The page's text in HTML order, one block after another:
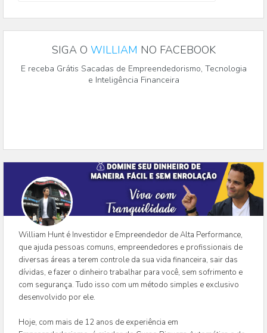
SIGA O WILLIAM NO FACEBOOK
E receba Grátis Sacadas de Empreendedorismo, Tecnologia
e Inteligência Financeira
William Hunt é Investidor e Empreendedor de Alta Performance,
que ajuda pessoas comuns, empreendedores e profissionais de
diversas áreas a terem controle da sua vida financeira, sair das
dívidas, e fazer o dinheiro trabalhar para você, sem sofrimento e
com segurança. Tudo isso com um método simples e exclusivo
desenvolvido por ele.
Hoje, com mais de 12 anos de experiência em